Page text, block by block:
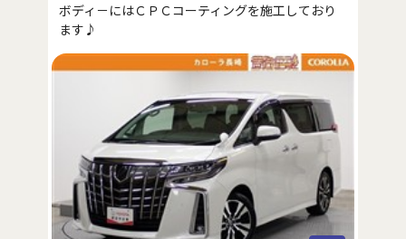
ボディ－にはＣＰＣコーティングを施工しており
ます♪